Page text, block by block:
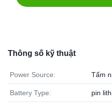
Thông số kỹ thuật
Power Source: Tấm
Battery Type: pin